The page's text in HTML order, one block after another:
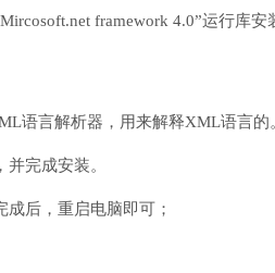
framework 4.0”运行库安
语言解析器，用来解释XML语言的
完成安装。
成后，重启电脑即可；